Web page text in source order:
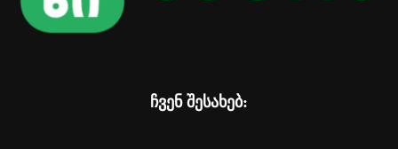
ჩვენ შესახებ: